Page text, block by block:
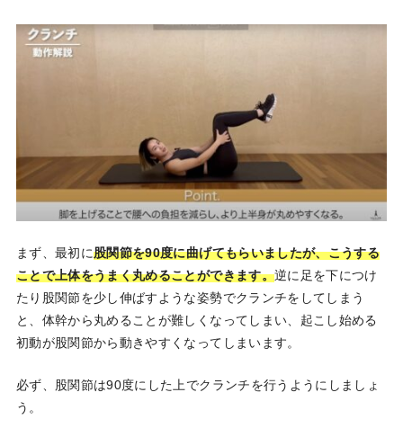
まず、最初に股関節を90度に曲げてもらいましたが、こうする
ことで上体をうまく丸めることができます。逆に足を下につけ
たり股関節を少し伸ばすような姿勢でクランチをしてしまう
と、体幹から丸めることが難しくなってしまい、起こし始める
初動が股関節から動きやすくなってしまいます。
必ず、股関節は90度にした上でクランチを行うようにしましょ
う。